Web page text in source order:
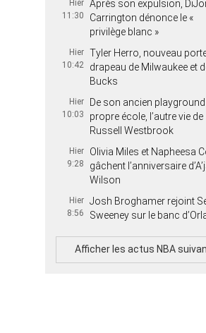
Hier
11:30
Après son expulsion,
Carrington dénonce le «
privilège blanc »
Hier
10:42
Tyler Herro, nouveau
drapeau de Milwaukee et
Bucks
Hier
10:03
De son ancien
propre école, l’autre vie de
Russell Westbrook
Hier
9:28
Olivia Miles et Napheesa
gâchent l’anniversaire
Wilson
Hier
8:56
Josh Broghamer rejoint
Sweeney sur le banc
Afficher les actus NBA